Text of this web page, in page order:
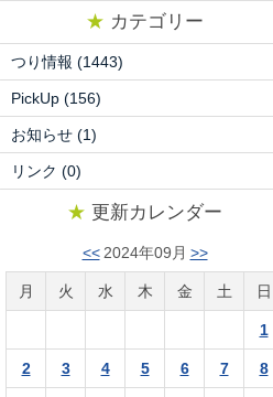
★ カテゴリー
つり情報 (1443)
PickUp (156)
お知らせ (1)
リンク (0)
★ 更新カレンダー
<< 2024年09月 >>
月 火 水 木 金 土 日
1
2 3 4 5 6 7 8